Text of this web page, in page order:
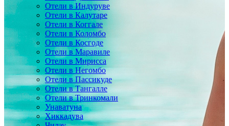
Отели в Индуруве
Отели в Калутаре
Отели в Коггале
Отели в Коломбо
Отели в Косгоде
Отели в Маравиле
Отели в Мирисса
Отели в Негомбо
Отели в Пассикуде
Отели в Тангалле
Отели в Тринкомали
Унаватуна
Хиккадува